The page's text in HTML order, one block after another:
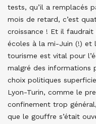
tests, qu’il a remplacés
mois de retard, c’est
croissance ! Et il faudrait
écoles à la mi-Juin (!) et
tourisme est vital pour
malgré des informations
choix politiques
Lyon-Turin, comme le
confinement trop
que le gouffre s’était